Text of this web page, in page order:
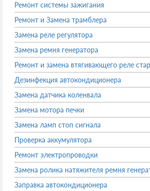
Ремонт системы зажигания
Ремонт и Замена трамблера
Замена реле регулятора
Замена ремня генератора
Ремонт и замена втягивающего реле
Дезинфекция автокондиционера
Замена датчика коленвала
Замена мотора печки
Замена ламп стоп сигнала
Проверка аккумулятора
Ремонт электропроводки
Замена ролика натяжителя ремня
Заправка автокондиционера